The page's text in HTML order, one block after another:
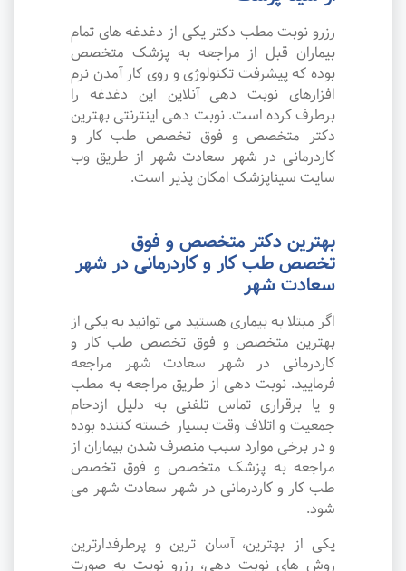
رزرو نوبت مطب دکتر یکی از دغدغه های تمام
بیماران قبل از مراجعه به پزشک متخصص
بوده که پیشرفت تکنولوژی و روی کار آمدن نرم
افزارهای نوبت دهی آنلاین این دغدغه را
برطرف کرده است. نوبت دهی اینترنتی بهترین
دکتر متخصص و فوق تخصص طب کار و
کاردرمانی در شهر سعادت شهر از طریق وب
سایت سیناپزشک امکان پذیر است.
بهترین دکتر متخصص و فوق
تخصص طب کار و کاردرمانی در شهر
سعادت شهر
اگر مبتلا به بیماری هستید می توانید به یکی از
بهترین متخصص و فوق تخصص طب کار و
کاردرمانی در شهر سعادت شهر مراجعه
فرمایید. نوبت دهی از طریق مراجعه به مطب
و یا برقراری تماس تلفنی به دلیل ازدحام
جمعیت و اتلاف وقت بسیار خسته کننده بوده
و در برخی موارد سبب منصرف شدن بیماران از
مراجعه به پزشک متخصص و فوق تخصص
طب کار و کاردرمانی در شهر سعادت شهر می
شود.
یکی از بهترین، آسان ترین و پرطرفدارترین
روش های نوبت دهی، رزرو نوبت به صورت